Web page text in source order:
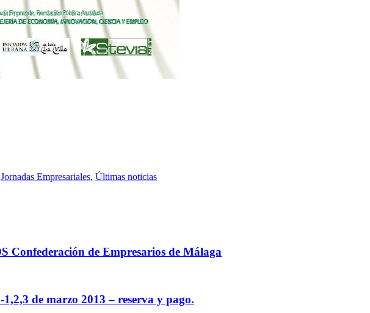
Jornadas Empresariales, Últimas noticias